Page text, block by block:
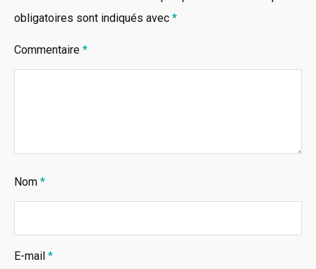
obligatoires sont indiqués avec *
Commentaire *
Nom *
E-mail *